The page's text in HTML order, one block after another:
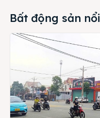
Bất động sản